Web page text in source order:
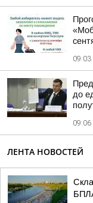
09:03
до
09:06
ЛЕНТА НОВОСТЕЙ